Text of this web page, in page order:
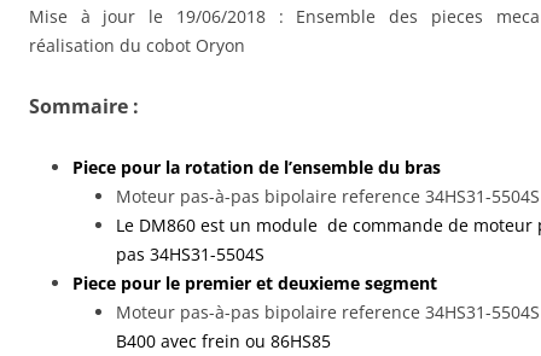
Mise à jour le 19/06/2018 : Ensemble des pieces
réalisation du cobot Oryon
Sommaire :
Piece pour la rotation de l’ensemble du bras
Moteur pas-à-pas bipolaire reference 34HS31-5504S
Le DM860 est un module de commande de moteur
pas 34HS31-5504S
Piece pour le premier et deuxieme segment
Moteur pas-à-pas bipolaire reference 34HS31-
B400 avec frein ou 86HS85